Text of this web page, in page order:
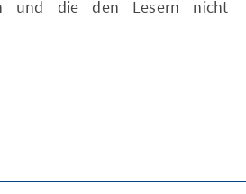
und die den Lesern nicht